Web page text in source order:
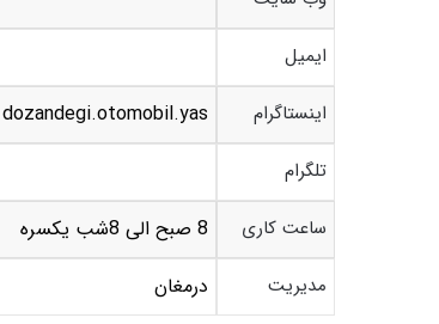
ایمیل
اینستاگرام
dozandegi.otomobil.yas
تلگرام
ساعت کاری
8 صبح الی 8شب یکسره
مدیریت درمغان